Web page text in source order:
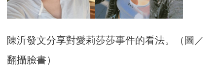
陳沂發文分享對愛莉莎莎事件的看法。（圖／
翻攝臉書）